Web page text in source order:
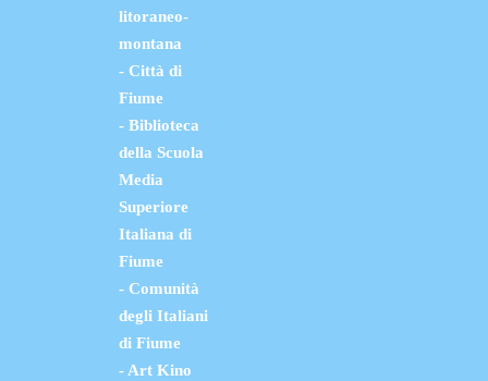
litoraneo-
montana
- Città di
Fiume
- Biblioteca
della Scuola
Media
Superiore
Italiana di
Fiume
- Comunità
degli Italiani
di Fiume
- Art Kino